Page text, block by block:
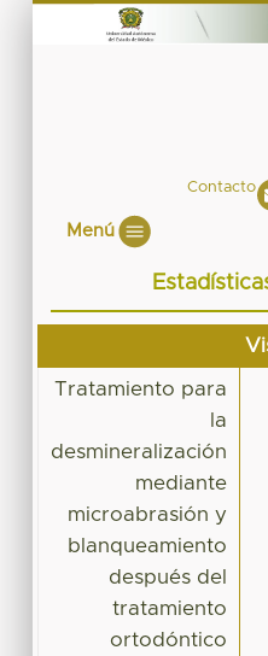
Contacto
Menú
Tratamiento para
la
desmineralización
mediante
microabrasión y
blanqueamiento
después del
tratamiento
ortodóntico